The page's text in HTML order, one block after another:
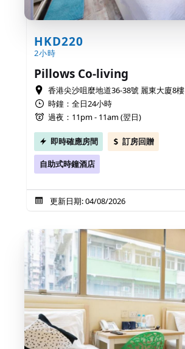
HKD220
2小時
Pillows Co-living
香港尖沙咀麼地道36-38號 麗東大廈8樓
時鐘：全日24小時
過夜：11pm - 11am (翌日)
即時確應房間 訂房回贈
自助式時鐘酒店
更新日期: 04/08/2026